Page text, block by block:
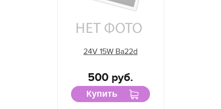
24V 15W Ba22d
500 руб.
Купить